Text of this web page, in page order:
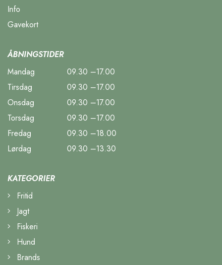
Info
Gavekort
ÅBNINGSTIDER
Mandag
09.30 –17.00
Tirsdag
09.30 –17.00
Onsdag
09.30 –17.00
Torsdag
09.30 –17.00
Fredag
09.30 –18.00
Lørdag
09.30 –13.30
KATEGORIER
Fritid
Jagt
Fiskeri
Hund
Brands